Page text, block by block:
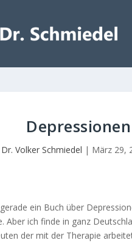
Depressionen
Dr. Volker Schmiedel | März 29,
ein Buch über
Aber ich finde in ganz
der mit der Therapie